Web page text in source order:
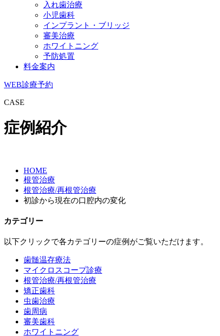
入れ歯治療
小児歯科
インプラント・ブリッジ
審美治療
ホワイトニング
予防処置
料金案内
WEB診療予約
CASE
症例紹介
HOME
根管治療
根管治療/再根管治療
初診から現在の口腔内の変化
カテゴリー
以下クリックで各カテゴリーの症例がご覧いただけます。
歯髄温存療法
マイクロスコープ診療
根管治療/再根管治療
矯正歯科
虫歯治療
歯周病
審美歯科
ホワイトニング